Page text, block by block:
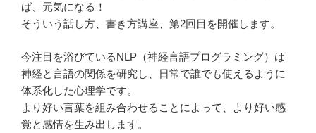
ば、元気になる！
そういう話し方、書き方講座、第2回目を開催します。
今注目を浴びているNLP（神経言語プログラミング）は
神経と言語の関係を研究し、日常で誰でも使えるように
体系化した心理学です。
より好い言葉を組み合わせることによって、より好い感
覚と感情を生み出します。